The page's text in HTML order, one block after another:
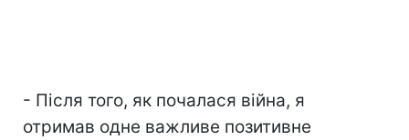
- Після того, як почалася війна, я
отримав одне важливе позитивне